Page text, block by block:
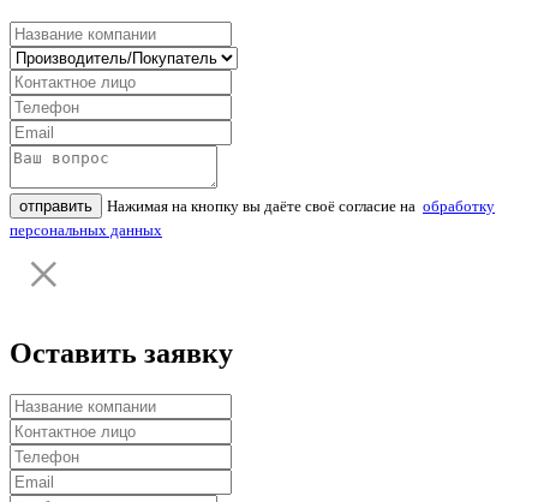
отправить Нажимая на кнопку вы даёте своё согласие на обработку
персональных данных
Оставить заявку